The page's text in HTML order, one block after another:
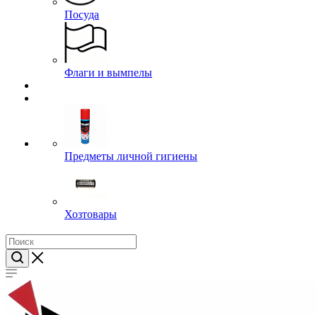
Посуда
Флаги и вымпелы
Предметы личной гигиены
Хозтовары